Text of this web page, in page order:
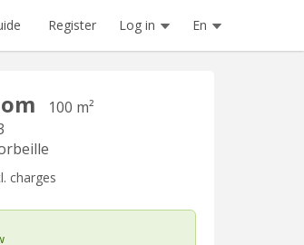
Register Log in En
100 m²
charges